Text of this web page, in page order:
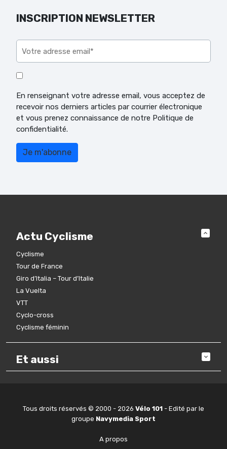
INSCRIPTION NEWSLETTER
En renseignant votre adresse email, vous acceptez de
recevoir nos derniers articles par courrier électronique
et vous prenez connaissance de notre Politique de
confidentialité.
Actu Cyclisme
Cyclisme
Tour de France
Giro d’Italia – Tour d’Italie
La Vuelta
VTT
Cyclo-cross
Cyclisme féminin
Et aussi
Tous droits réservés © 2000 - 2026 Vélo 101 - Edité par le
groupe Navymedia Sport
A propos